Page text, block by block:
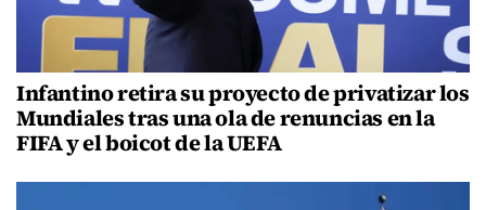
Infantino retira su proyecto de privatizar los
Mundiales tras una ola de renuncias en la
FIFA y el boicot de la UEFA